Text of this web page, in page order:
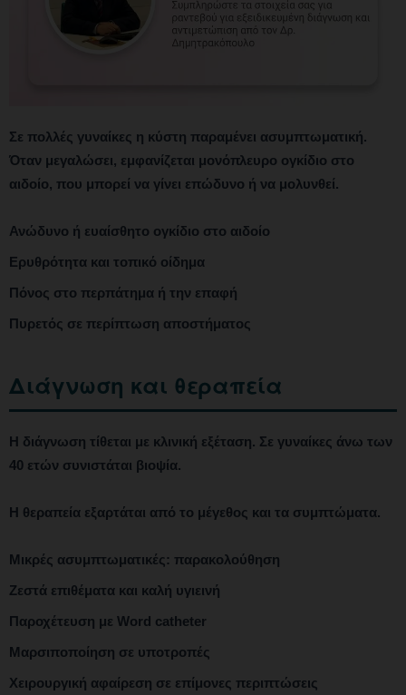
Σε πολλές γυναίκες η κύστη παραμένει ασυμπτωματική.
Όταν μεγαλώσει, εμφανίζεται μονόπλευρο ογκίδιο στο
αιδοίο, που μπορεί να γίνει επώδυνο ή να μολυνθεί.
Ανώδυνο ή ευαίσθητο ογκίδιο στο αιδοίο
Ερυθρότητα και τοπικό οίδημα
Πόνος στο περπάτημα ή την επαφή
Πυρετός σε περίπτωση αποστήματος
Διάγνωση και θεραπεία
Η διάγνωση τίθεται με κλινική εξέταση. Σε γυναίκες άνω των
40 ετών συνιστάται βιοψία.
Η θεραπεία εξαρτάται από το μέγεθος και τα συμπτώματα.
Μικρές ασυμπτωματικές: παρακολούθηση
Ζεστά επιθέματα και καλή υγιεινή
Παροχέτευση με Word catheter
Μαρσιποποίηση σε υποτροπές
Χειρουργική αφαίρεση σε επίμονες περιπτώσεις